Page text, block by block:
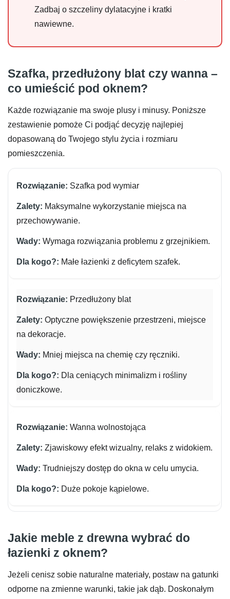
Zadbaj o szczeliny dylatacyjne i kratki
nawiewne.
Szafka, przedłużony blat czy wanna –
co umieścić pod oknem?
Każde rozwiązanie ma swoje plusy i minusy. Poniższe
zestawienie pomoże Ci podjąć decyzję najlepiej
dopasowaną do Twojego stylu życia i rozmiaru
pomieszczenia.
Szafka pod wymiar
Maksymalne wykorzystanie miejsca na
przechowywanie.
Wymaga rozwiązania problemu z grzejnikiem.
Małe łazienki z deficytem szafek.
Przedłużony blat
Optyczne powiększenie przestrzeni, miejsce
na dekoracje.
Mniej miejsca na chemię czy ręczniki.
Dla ceniących minimalizm i rośliny
doniczkowe.
Wanna wolnostojąca
Zjawiskowy efekt wizualny, relaks z widokiem.
Trudniejszy dostęp do okna w celu umycia.
Duże pokoje kąpielowe.
Jakie meble z drewna wybrać do
łazienki z oknem?
Jeżeli cenisz sobie naturalne materiały, postaw na gatunki
odporne na zmienne warunki, takie jak dąb. Doskonałym